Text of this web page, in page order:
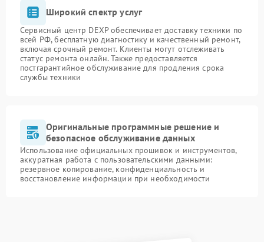
Широкий спектр услуг
Сервисный центр DEXP обеспечивает доставку техники по
всей РФ, бесплатную диагностику и качественный ремонт,
включая срочный ремонт. Клиенты могут отслеживать
статус ремонта онлайн. Также предоставляется
постгарантийное обслуживание для продления срока
службы техники
Оригинальные программные решение и
безопасное обслуживание данных
Использование официальных прошивок и инструментов,
аккуратная работа с пользовательскими данными:
резервное копирование, конфиденциальность и
восстановление информации при необходимости